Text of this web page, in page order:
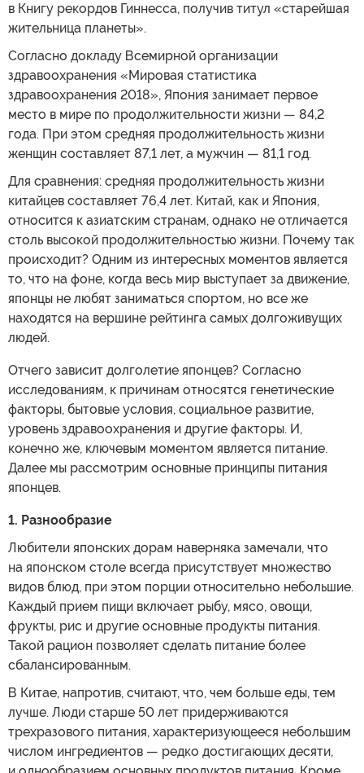
в Книгу рекордов Гиннесса, получив титул «старейшая
жительница планеты».
Согласно докладу Всемирной организации
здравоохранения «Мировая статистика
здравоохранения 2018», Япония занимает первое
место в мире по продолжительности жизни — 84,2
года. При этом средняя продолжительность жизни
женщин составляет 87,1 лет, а мужчин — 81,1 год.
Для сравнения: средняя продолжительность жизни
китайцев составляет 76,4 лет. Китай, как и Япония,
относится к азиатским странам, однако не отличается
столь высокой продолжительностью жизни. Почему так
происходит? Одним из интересных моментов является
то, что на фоне, когда весь мир выступает за движение,
японцы не любят заниматься спортом, но все же
находятся на вершине рейтинга самых долгоживущих
людей.
Отчего зависит долголетие японцев? Согласно
исследованиям, к причинам относятся генетические
факторы, бытовые условия, социальное развитие,
уровень здравоохранения и другие факторы. И,
конечно же, ключевым моментом является питание.
Далее мы рассмотрим основные принципы питания
японцев.
1. Разнообразие
Любители японских дорам наверняка замечали, что
на японском столе всегда присутствует множество
видов блюд, при этом порции относительно небольшие.
Каждый прием пищи включает рыбу, мясо, овощи,
фрукты, рис и другие основные продукты питания.
Такой рацион позволяет сделать питание более
сбалансированным.
В Китае, напротив, считают, что, чем больше еды, тем
лучше. Люди старше 50 лет придерживаются
трехразового питания, характеризующееся небольшим
числом ингредиентов — редко достигающих десяти,